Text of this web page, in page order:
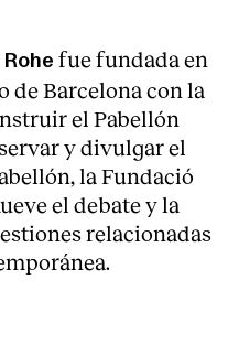
fue fundada en
de Barcelona con la
el Pabellón
y divulgar el
la Fundació
el debate y la
relacionadas